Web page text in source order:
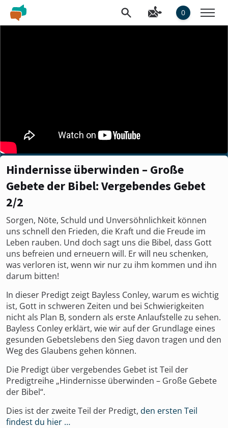
0
Hindernisse überwinden – Große
Gebete der Bibel: Vergebendes Gebet
2/2
Sorgen, Nöte, Schuld und Unversöhnlichkeit können
uns schnell den Frieden, die Kraft und die Freude im
Leben rauben. Und doch sagt uns die Bibel, dass Gott
uns befreien und erneuern will. Er will neu schenken,
was verloren ist, wenn wir nur zu ihm kommen und ihn
darum bitten!
In dieser Predigt zeigt Bayless Conley, warum es wichtig
ist, Gott in schweren Zeiten und bei Schwierigkeiten
nicht als Plan B, sondern als erste Anlaufstelle zu sehen.
Bayless Conley erklärt, wie wir auf der Grundlage eines
gesunden Gebetslebens den Sieg davon tragen und den
Weg des Glaubens gehen können.
Die Predigt über vergebendes Gebet ist Teil der
Predigtreihe „Hindernisse überwinden – Große Gebete
der Bibel“.
Dies ist der zweite Teil der Predigt, den ersten Teil
findest du hier …